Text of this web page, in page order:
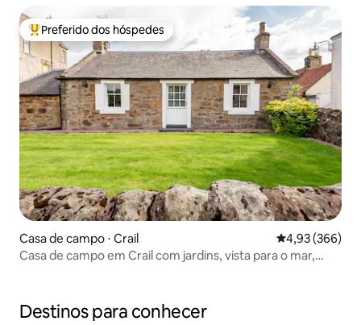
Entre os melhores preferidos dos hóspedes
Preferido dos hóspedes
Casa de campo ⋅ Crail 4,93 de uma
4,93 (366)
Casa de campo em Crail com jardins, vista para o mar,
Destinos para conhecer